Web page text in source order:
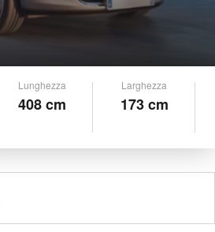
Lunghezza
408 cm
Larghezza
173 cm